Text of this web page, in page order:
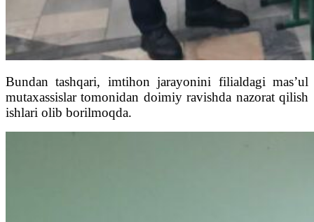
Bundan tashqari, imtihon jarayonini filialdagi mas’ul
mutaxassislar tomonidan doimiy ravishda nazorat qilish
ishlari olib borilmoqda.